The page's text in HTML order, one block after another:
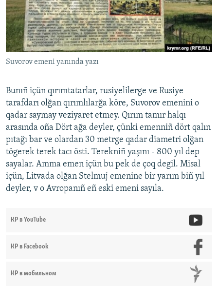
Suvorov emeni yanında yazı
Bunıñ içün qırımtatarlar, rusiyelilerge ve Rusiye
tarafdarı olğan qırımlılarğa köre, Suvorov emenini o
qadar saymay veziyaret etmey. Qırım tamır halqı
arasında oña Dört ağa deyler, çünki emenniñ dört qalın
pıtağı bar ve olardan 30 metrge qadar diametri olğan
tögerek terek tacı östi. Terekniñ yaşını - 800 yıl dep
sayalar. Amma emen içün bu pek de çoq degil. Misal
içün, Litvada olğan Stelmuj emenine bir yarım biñ yıl
deyler, v o Avropanıñ eñ eski emeni sayıla.
КР в YouTube
КР в Facebook
КР в мобильном